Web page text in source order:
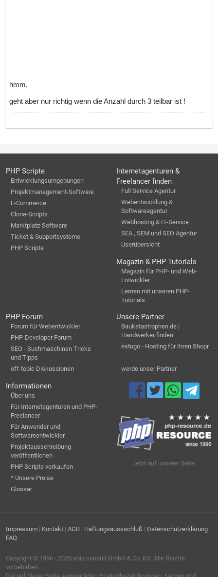
hmm,
geht aber nur richtig wenn die Anzahl durch 3 teilbar ist !
PHP Scripte
Entwicklungsumgebungen
Projektmanagement-Software
E-Commerce
Clone-Scripts
Marktplatz-Software
Ticket & Supportsysteme
PHP Scripte
Internetagenturen &
Freelancer finden
Full Service Agentur
Webentwicklung &
Softwareagentur
Webhosting & IT-Service
SEA , SEM und SEO Agentur
Userübersicht
Magazin & PHP Tutorials
Magazin für PHP- und Web-
Entwickler
Lernen mit unseren PHP-
Tutorials
PHP Forum
Forum für Webentwickler
PHP-Developer Forum
SEO - Suchmaschinen Tricks
und Tipps
off-topic Diskussionen
Unsere Partner
Baukatastrophen.de |
Handwerker finden
estugo - Hosting für Ihren Shopr
werde unser Partner
Informationen
Über uns
Für Internetagenturen und PHP-
Freelancer
Für Anwender und
Softwareentwickler
Projektausschreibung
veröffentlichen
PHP Scripte verkaufen
* Unsere Preise
Glossar
Jetzt auf unserer Seite:
Impressum | Kontakt | AGB | Haftungsaussschluß | Datenschutzerklärung |
FAQ
Copyright © 1996 - 2026 ebiz-consult GmbH & Co. KG. Alle Rechte
vorbehalten.